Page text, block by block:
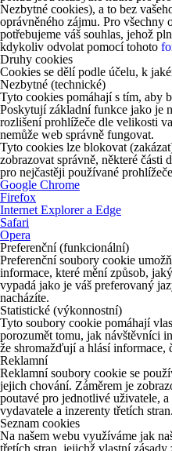
Nezbytné cookies), a to bez
oprávněného zájmu. Pro všechny
potřebujeme váš souhlas, jehož
kdykoliv odvolat pomocí tohoto
Druhy cookies
Cookies se dělí podle účelu, k
Nezbytné (technické)
Tyto cookies pomáhají s tím, aby
Poskytují základní funkce jako je
rozlišení prohlížeče dle velikosti
nemůže web správně fungovat.
Tyto cookies lze blokovat
zobrazovat správně, některé části
pro nejčastěji používané
Google Chrome
Firefox
Internet Explorer a Edge
Safari
Opera
Preferenční (funkcionální)
Preferenční soubory cookie
informace, které mění způsob,
vypadá jako je váš preferovaný
nacházíte.
Statistické (výkonnostní)
Tyto soubory cookie pomáhají
porozumět tomu, jak návštěvníci
že shromažďují a hlásí informace,
Reklamní
Reklamní soubory cookie se
jejich chování. Záměrem je
poutavé pro jednotlivé uživatele,
vydavatele a inzerenty třetích stran.
Seznam cookies
Na našem webu využíváme jak